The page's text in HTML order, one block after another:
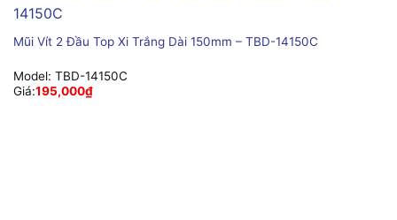
Mũi Vít 2 Đầu Top Xi Trắng Dài 150mm – TBD-14150C
Model: TBD-14150C
Giá:195,000₫